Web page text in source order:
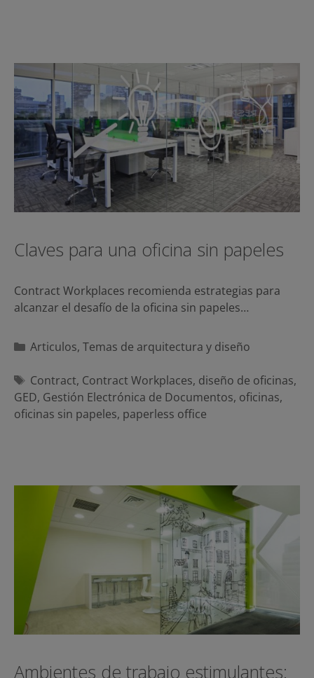
Claves para una oficina sin papeles
Contract Workplaces recomienda estrategias para
alcanzar el desafío de la oficina sin papeles…
Categorías
Articulos, Temas de arquitectura y diseño
Etiquetas
Contract, Contract Workplaces, diseño de oficinas,
GED, Gestión Electrónica de Documentos, oficinas,
oficinas sin papeles, paperless office
Ambientes de trabajo estimulantes: